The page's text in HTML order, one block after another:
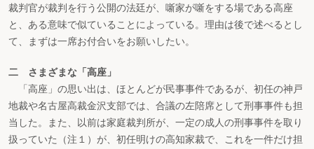
裁判官が裁判を行う公開の法廷が、噺家が噺をする場である高座
と、ある意味で似ていることによっている。理由は後で述べるとし
て、まずは一席お付合いをお願いしたい。
二 さまざまな「高座」
「高座」の思い出は、ほとんどが民事事件であるが、初任の神戸
地裁や名古屋高裁金沢支部では、合議の左陪席として刑事事件も担
当した。また、以前は家庭裁判所が、一定の成人の刑事事件を取り
扱っていた（注１）が、初任明けの高知家裁で、これを一件だけ担